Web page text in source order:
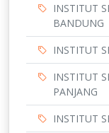
INSTITUT
BANDUNG
INSTITUT
INSTITUT
PANJANG
INSTITUT